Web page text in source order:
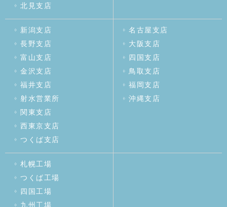
北見支店
新潟支店
長野支店
富山支店
金沢支店
福井支店
射水営業所
関東支店
西東京支店
つくば支店
名古屋支店
大阪支店
四国支店
鳥取支店
福岡支店
沖縄支店
札幌工場
つくば工場
四国工場
九州工場